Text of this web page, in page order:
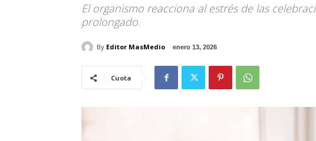
El organismo reacciona al estrés de las
prolongado.
By Editor MasMedio enero 13, 2026
Cuota